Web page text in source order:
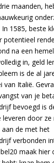
maanden,
1585, beste
potentieel
na een
in, geld
is de al
van Italië.
van je
bevoegd is
door ze
de met het
verbonden
maak hier